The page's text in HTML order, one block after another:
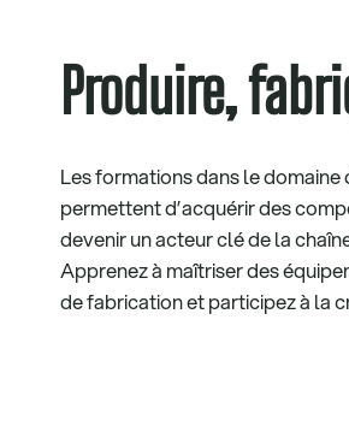
Produire,
Les formations dans le
permettent d’acquérir des
devenir un acteur clé de la
Apprenez à maîtriser des
de fabrication et participez à la